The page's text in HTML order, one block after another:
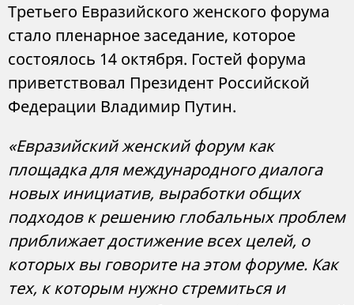
Третьего Евразийского женского форума
стало пленарное заседание, которое
состоялось 14 октября. Гостей форума
приветствовал Президент Российской
Федерации Владимир Путин.
«Евразийский женский форум как
площадка для международного диалога
новых инициатив, выработки общих
подходов к решению глобальных проблем
приближает достижение всех целей, о
которых вы говорите на этом форуме. Как
тех, к которым нужно стремиться и